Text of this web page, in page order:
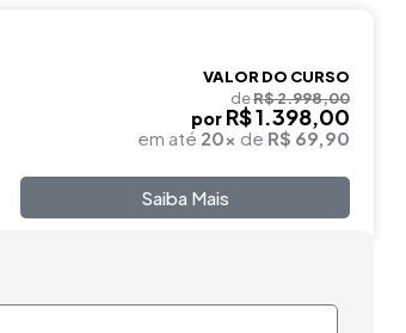
VALOR DO CURSO
deR$ 2.998,00
por R$ 1.398,00
em até 20x de R$ 69,90
Saiba Mais